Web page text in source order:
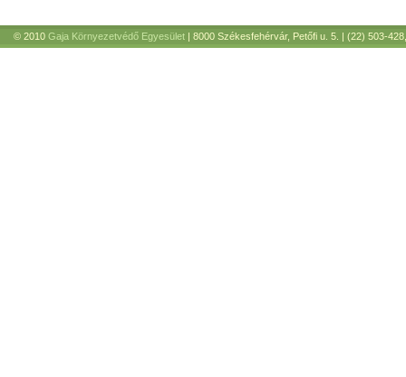
© 2010 Gaja Környezetvédő Egyesület | 8000 Székesfehérvár, Petőfi u. 5. | (22) 503-